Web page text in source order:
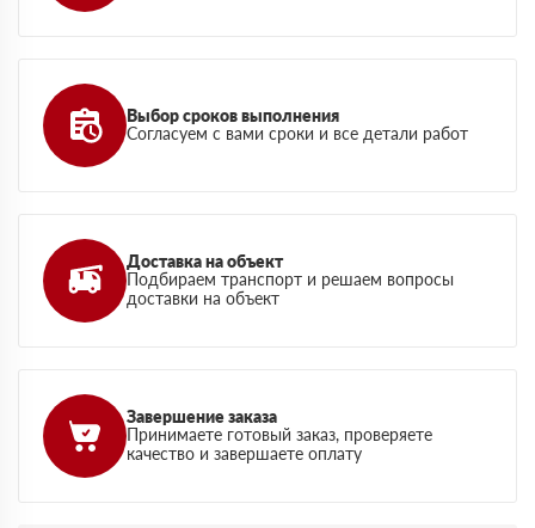
Выбор сроков выполнения
Согласуем с вами сроки и все детали работ
Доставка на объект
Подбираем транспорт и решаем вопросы
доставки на объект
Завершение заказа
Принимаете готовый заказ, проверяете
качество и завершаете оплату